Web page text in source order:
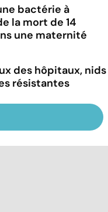
bactérie à
la mort de 14
une maternité
des hôpitaux, nids
résistantes